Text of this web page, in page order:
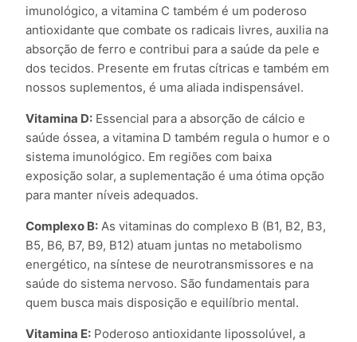
imunológico, a vitamina C também é um poderoso
antioxidante que combate os radicais livres, auxilia na
absorção de ferro e contribui para a saúde da pele e
dos tecidos. Presente em frutas cítricas e também em
nossos suplementos, é uma aliada indispensável.
Vitamina D: Essencial para a absorção de cálcio e
saúde óssea, a vitamina D também regula o humor e o
sistema imunológico. Em regiões com baixa
exposição solar, a suplementação é uma ótima opção
para manter níveis adequados.
Complexo B: As vitaminas do complexo B (B1, B2, B3,
B5, B6, B7, B9, B12) atuam juntas no metabolismo
energético, na síntese de neurotransmissores e na
saúde do sistema nervoso. São fundamentais para
quem busca mais disposição e equilíbrio mental.
Vitamina E: Poderoso antioxidante lipossolúvel, a